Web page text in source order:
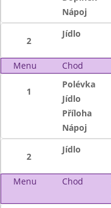
Nápoj
2
Jídlo
Menu Chod
1
Polévka
Jídlo
Příloha
Nápoj
2
Jídlo
Menu Chod